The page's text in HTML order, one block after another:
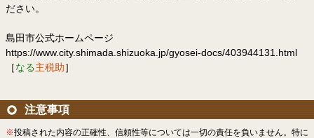
ださい。
島田市公式ホームページ
https://www.city.shimada.shizuoka.jp/gyosei-docs/403944131.html
［なる主税助］
注意事項
※投稿された内容の正確性、信頼性等については一切の責任を負いません。特に